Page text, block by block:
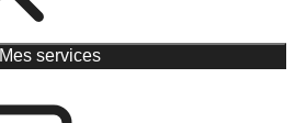
Mes services